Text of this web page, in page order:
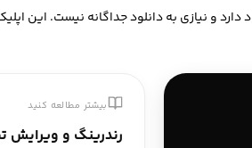
و نیازی به دانلود جداگانه نیست. این
بیشتر مطالعه کنید
رندرینگ و ویرایش